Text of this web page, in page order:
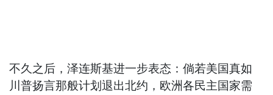
不久之后，泽连斯基进一步表态：倘若美国真如
川普扬言那般计划退出北约，欧洲各民主国家需